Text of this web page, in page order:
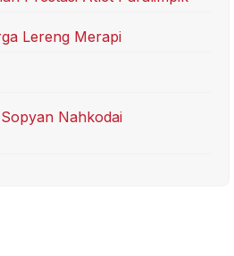
Lereng Merapi
Nahkodai